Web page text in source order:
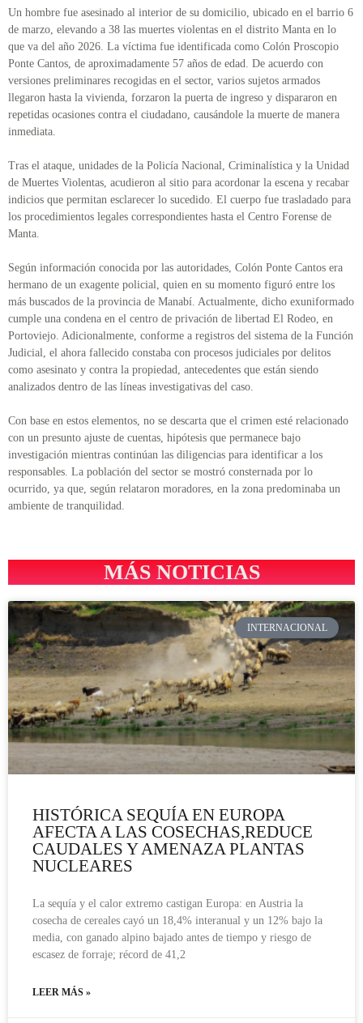
Un hombre fue asesinado al interior de su domicilio, ubicado en el barrio 6
de marzo, elevando a 38 las muertes violentas en el distrito Manta en lo
que va del año 2026. La víctima fue identificada como Colón Proscopio
Ponte Cantos, de aproximadamente 57 años de edad. De acuerdo con
versiones preliminares recogidas en el sector, varios sujetos armados
llegaron hasta la vivienda, forzaron la puerta de ingreso y dispararon en
repetidas ocasiones contra el ciudadano, causándole la muerte de manera
inmediata.
Tras el ataque, unidades de la Policía Nacional, Criminalística y la Unidad
de Muertes Violentas, acudieron al sitio para acordonar la escena y recabar
indicios que permitan esclarecer lo sucedido. El cuerpo fue trasladado para
los procedimientos legales correspondientes hasta el Centro Forense de
Manta.
Según información conocida por las autoridades, Colón Ponte Cantos era
hermano de un exagente policial, quien en su momento figuró entre los
más buscados de la provincia de Manabí. Actualmente, dicho exuniformado
cumple una condena en el centro de privación de libertad El Rodeo, en
Portoviejo. Adicionalmente, conforme a registros del sistema de la Función
Judicial, el ahora fallecido constaba con procesos judiciales por delitos
como asesinato y contra la propiedad, antecedentes que están siendo
analizados dentro de las líneas investigativas del caso.
Con base en estos elementos, no se descarta que el crimen esté relacionado
con un presunto ajuste de cuentas, hipótesis que permanece bajo
investigación mientras continúan las diligencias para identificar a los
responsables. La población del sector se mostró consternada por lo
ocurrido, ya que, según relataron moradores, en la zona predominaba un
ambiente de tranquilidad.
MÁS NOTICIAS
INTERNACIONAL
HISTÓRICA SEQUÍA EN EUROPA
AFECTA A LAS COSECHAS,REDUCE
CAUDALES Y AMENAZA PLANTAS
NUCLEARES
La sequía y el calor extremo castigan Europa: en Austria la
cosecha de cereales cayó un 18,4% interanual y un 12% bajo la
media, con ganado alpino bajado antes de tiempo y riesgo de
escasez de forraje; récord de 41,2
LEER MÁS »